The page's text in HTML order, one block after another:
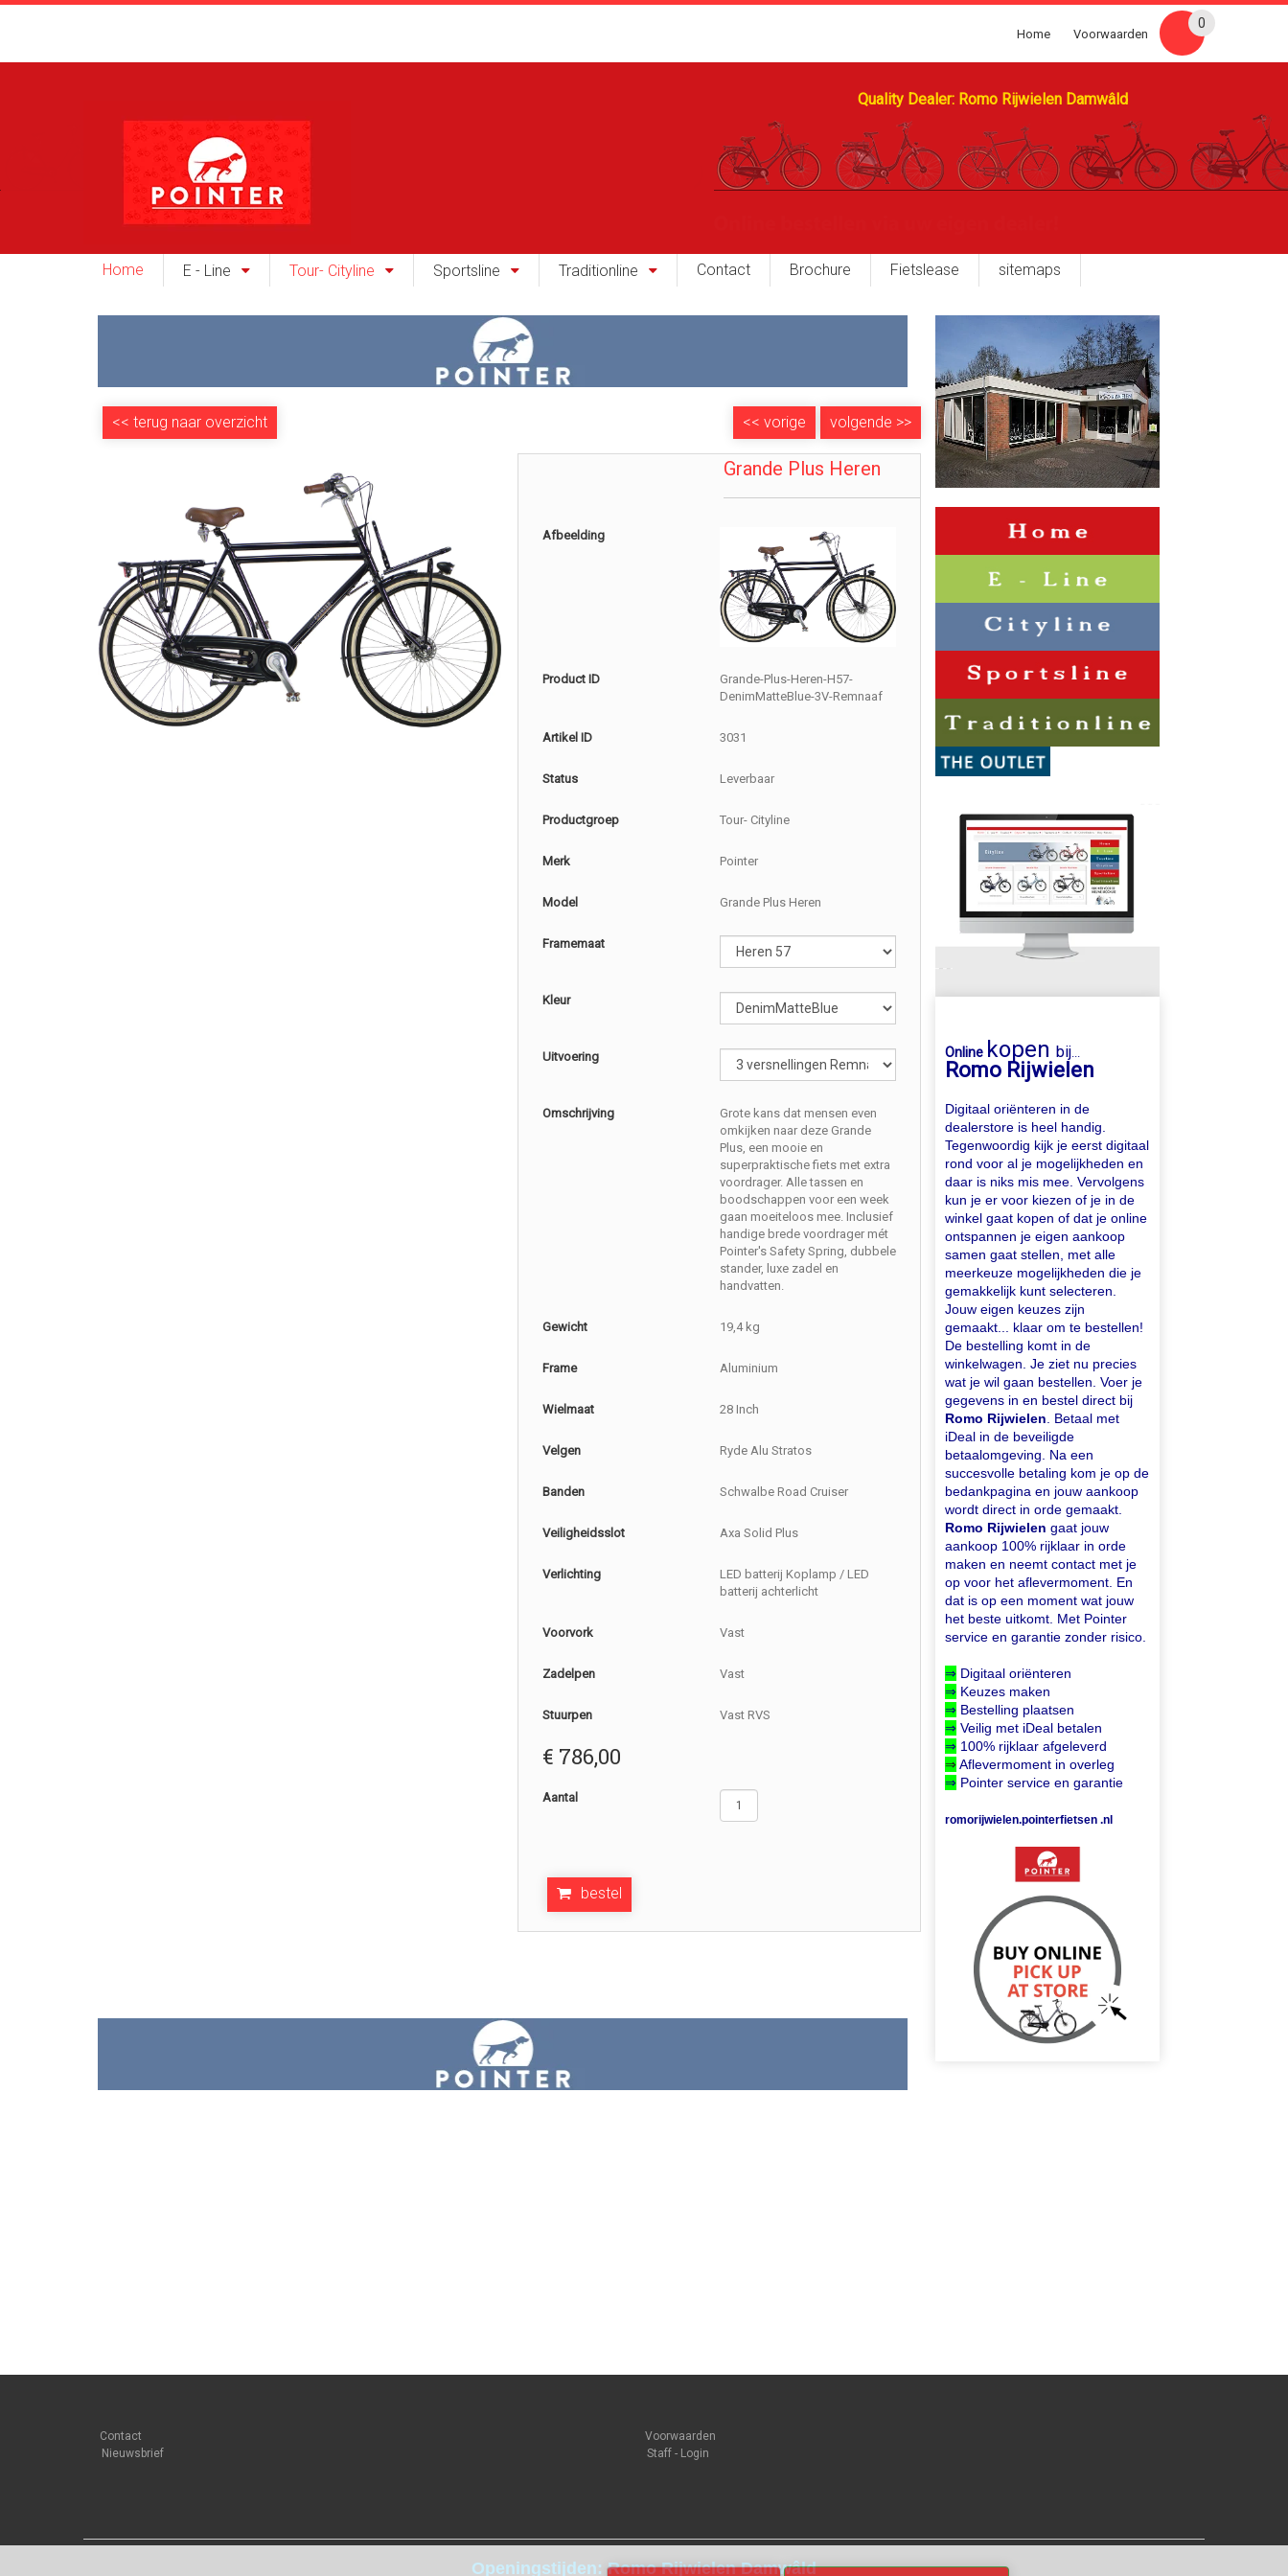
Quality Dealer: Romo Rijwielen Damwâld
Home Voorwaarden
0
Home E - Line Tour- Cityline Sportsline Traditionline Contact Brochure Fietslease sitemaps
<< terug naar overzicht volgende >>
<<vorige
Grande Plus Heren
Afbeelding
Product ID
Grande-Plus-Heren-H57-
DenimMatteBlue-3V-Remnaaf
Artikel ID 3031
Status Leverbaar
Productgroep Tour- Cityline
Merk Pointer
Model Grande Plus Heren
Framemaat
Kleur
Uitvoering
Omschrijving
Grote kans dat mensen even
omkijken naar deze Grande
Plus, een mooie en
superpraktische fiets met extra
voordrager. Alle tassen en
boodschappen voor een week
gaan moeiteloos mee. Inclusief
handige brede voordrager mét
Pointer's Safety Spring, dubbele
stander, luxe zadel en
handvatten.
Gewicht 19,4 kg
Frame Aluminium
Wielmaat 28 Inch
Velgen Ryde Alu Stratos
Banden Schwalbe Road Cruiser
Veiligheidsslot Axa Solid Plus
Verlichting
LED batterij Koplamp / LED
batterij achterlicht
Voorvork Vast
Zadelpen Vast
Stuurpen Vast RVS
€ 786,00
Aantal
bestel
Online kopenbij...
Romo Rijwielen
Digitaal oriënteren in de
dealerstore is heel handig.
Tegenwoordig kijk je eerst digitaal
rond voor al je mogelijkheden en
daar is niks mis mee. Vervolgens
kun je er voor kiezen of je in de
winkel gaat kopen of dat je online
ontspannen je eigen aankoop
samen gaat stellen, met alle
meerkeuze mogelijkheden die je
gemakkelijk kunt selecteren.
Jouw eigen keuzes zijn
gemaakt... klaar om te bestellen!
De bestelling komt in de
winkelwagen. Je ziet nu precies
wat je wil gaan bestellen. Voer je
gegevens in en bestel direct bij
Romo Rijwielen . Betaal met
iDeal in de beveiligde
betaalomgeving. Na een
succesvolle betaling kom je op de
bedankpagina en jouw aankoop
wordt direct in orde gemaakt.
Romo Rijwielen gaat jouw
aankoop 100% rijklaar in orde
maken en neemt contact met je
op voor het aflevermoment. En
dat is op een moment wat jouw
het beste uitkomt. Met Pointer
service en garantie zonder risico.
⇒ Digitaal oriënteren
⇒ Keuzes maken
⇒ Bestelling plaatsen
⇒ Veilig met iDeal betalen
⇒ 100% rijklaar afgeleverd
⇒ Aflevermoment in overleg
⇒ Pointer service en garantie
romorijwielen.pointerfietsen .nl
Contact
Nieuwsbrief
Voorwaarden
Staff - Login
Openingstijden: Romo Rijwielen Damwâld